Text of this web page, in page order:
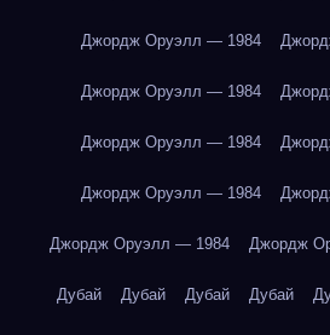
Джордж Оруэлл — 1984
Джордж Оруэлл — 1984
Джордж Оруэлл — 1984
Джордж Оруэлл — 1984
Джордж Оруэлл — 1984 Джордж
Дубай Дубай Дубай Дубай